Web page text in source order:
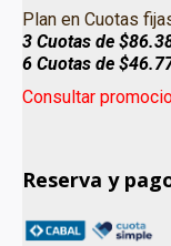
Plan en Cuotas
3 Cuotas de
6 Cuotas de
Consultar
Reserva y